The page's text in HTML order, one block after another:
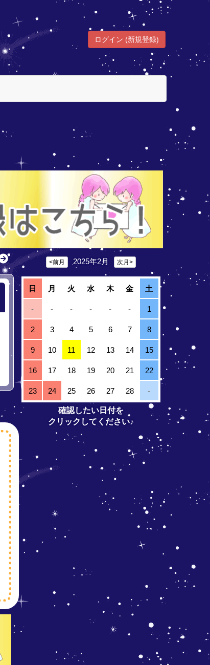
ログイン (新規登録)
<前月 2025年2月 次月>
日 月 火 水 木 金 土
- - - - - - 1
2 3 4 5 6 7 8
9 10 11 12 13 14 15
16 17 18 19 20 21 22
23 24 25 26 27 28 -
確認したい日付を
クリックしてください♪